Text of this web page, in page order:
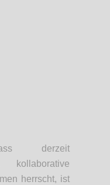
derzeit
kollaborative
herrscht, ist